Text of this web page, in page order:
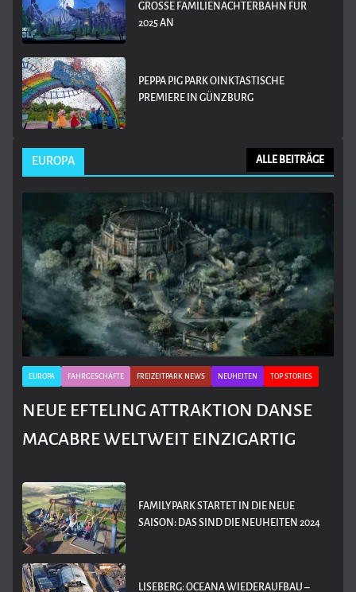
GROSSE FAMILIENACHTERBAHN FÜR 2
025 AN
PEPPA PIG PARK OINKTASTISCHE
PREMIERE IN GÜNZBURG
EUROPA ALLE BEITRÄGE
EUROPA FAHRGESCHÄFTE FREIZEITPARK NEWS NEUHEITEN TOP STORIES
NEUE EFTELING ATTRAKTION DANSE
MACABRE WELTWEIT EINZIGARTIG
FAMILYPARK STARTET IN DIE NEUE
SAISON: DAS SIND DIE NEUHEITEN 2024
LISEBERG: OCEANA WIEDERAUFBAU –